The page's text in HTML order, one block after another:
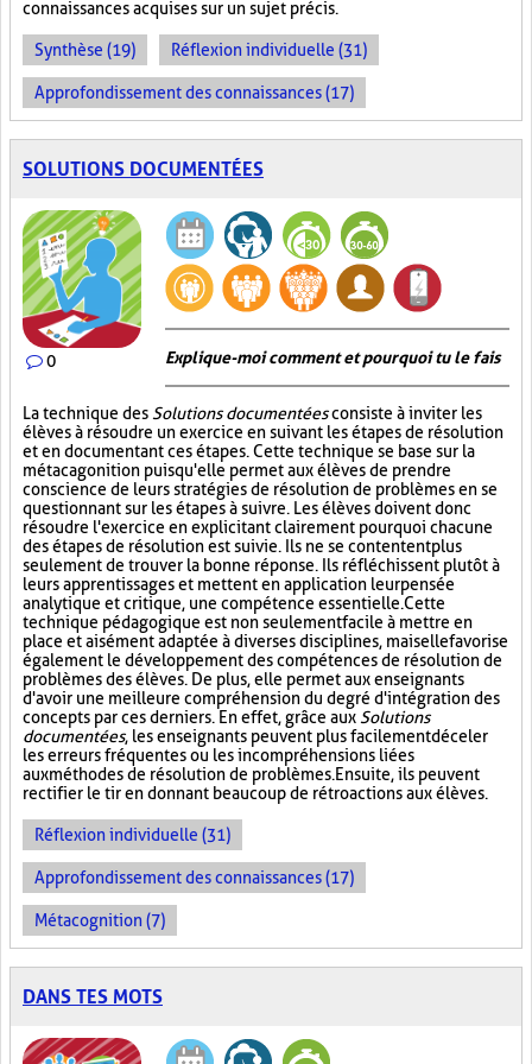
connaissances acquises sur un sujet précis.
Synthèse (19) Réflexion individuelle (31)
Approfondissement des connaissances (17)
SOLUTIONS DOCUMENTÉES
0 Explique-moi comment et pourquoi tu le fais
La technique des Solutions documentéesconsiste à inviter les
élèves à résoudre un exercice en suivant les étapes de résolution
et en documentant ces étapes. Cette technique se base sur la
métacagonition puisqu'elle permet aux élèves de prendre
conscience de leurs stratégies de résolution de problèmes en se
questionnant sur les étapes à suivre. Les élèves doivent donc
résoudre l'exercice en explicitant clairement pourquoi chacune
des étapes de résolution est suivie. Ils ne se contentent plus
seulement de trouver la bonne réponse. Ils réfléchissent plutôt à
leurs apprentissages et mettent en application leur pensée
analytique et critique, une compétence essentielle. Cette
technique pédagogique est non seulement facile à mettre en
place et aisément adaptée à diverses disciplines, mais elle favorise
également le développement des compétences de résolution de
problèmes des élèves. De plus, elle permet aux enseignants
d'avoir une meilleure compréhension du degré d'intégration des
concepts par ces derniers. En effet, grâce aux Solutions
documentées, les enseignants peuvent plus facilement déceler
les erreurs fréquentes ou les incompréhensions liées
aux méthodes de résolution de problèmes. Ensuite, ils peuvent
rectifier le tir en donnant beaucoup de rétroactions aux élèves.
Réflexion individuelle (31)
Approfondissement des connaissances (17)
Métacognition (7)
DANS TES MOTS